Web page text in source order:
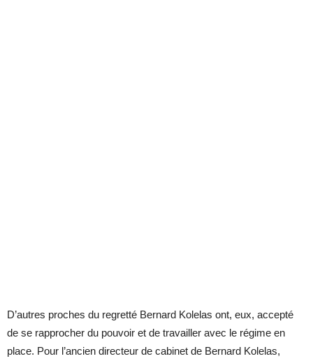
D’autres proches du regretté Bernard Kolelas ont, eux, accepté
de se rapprocher du pouvoir et de travailler avec le régime en
place. Pour l’ancien directeur de cabinet de Bernard Kolelas,